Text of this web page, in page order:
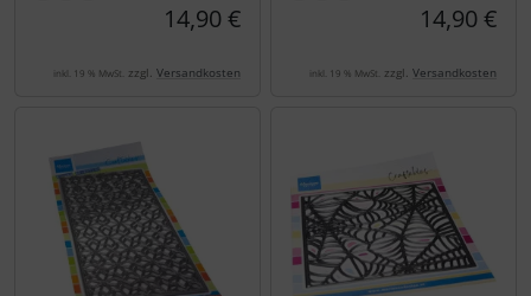
14,90 €
inkl. 19 % MwSt. zzgl. Versandkosten
14,90 €
inkl. 19 % MwSt. zzgl. Versandkosten